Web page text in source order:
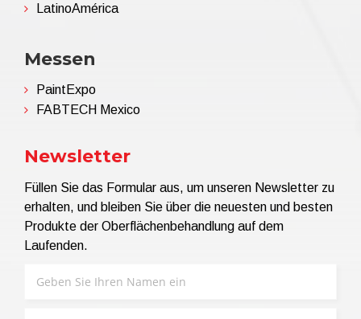
LatinoAmérica
Messen
PaintExpo
FABTECH Mexico
Newsletter
Füllen Sie das Formular aus, um unseren Newsletter zu
erhalten, und bleiben Sie über die neuesten und besten
Produkte der Oberflächenbehandlung auf dem
Laufenden.